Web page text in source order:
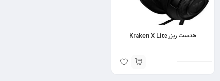
هدست ریزر Kraken X Lite